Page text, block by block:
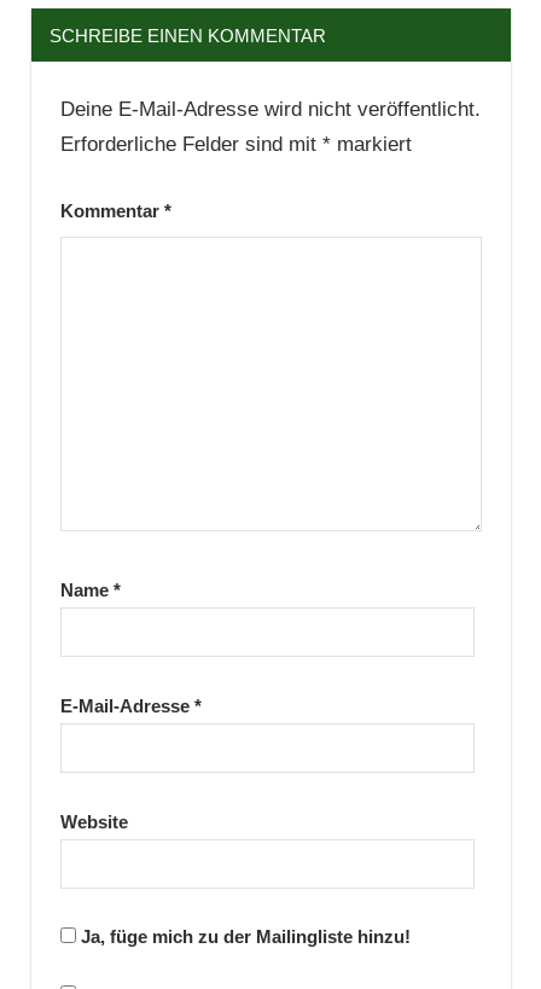
SCHREIBE EINEN KOMMENTAR
Deine E-Mail-Adresse wird nicht veröffentlicht.
Erforderliche Felder sind mit *markiert
Kommentar *
Name *
E-Mail-Adresse *
Website
Ja, füge mich zu der Mailingliste hinzu!